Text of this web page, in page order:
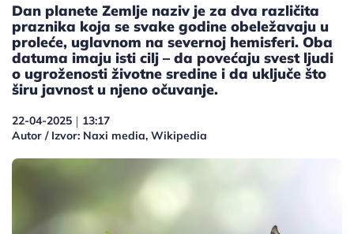
Dan planete Zemlje naziv je za dva različita
praznika koja se svake godine obeležavaju u
proleće, uglavnom na severnoj hemisferi. Oba
datuma imaju isti cilj – da povećaju svest ljudi
o ugroženosti životne sredine i da uključe što
širu javnost u njeno očuvanje.
22-04-2025 | 13:17
Autor / Izvor: Naxi media, Wikipedia